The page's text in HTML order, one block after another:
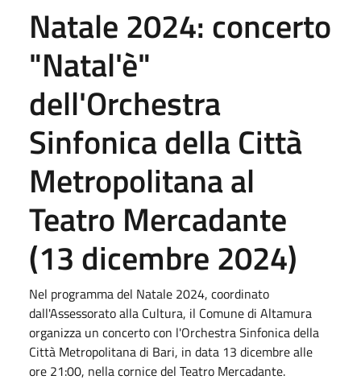
Natale 2024: concerto
"Natal'è"
dell'Orchestra
Sinfonica della Città
Metropolitana al
Teatro Mercadante
(13 dicembre 2024)
Nel programma del Natale 2024, coordinato
dall'Assessorato alla Cultura, il Comune di Altamura
organizza un concerto con l'Orchestra Sinfonica della
Città Metropolitana di Bari, in data 13 dicembre alle
ore 21:00, nella cornice del Teatro Mercadante.